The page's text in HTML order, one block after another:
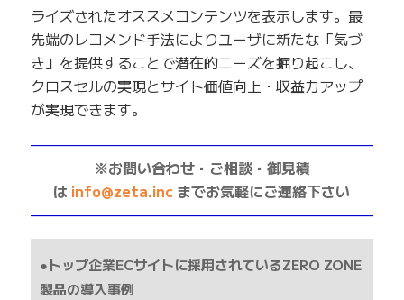
ライズされたオススメコンテンツを表示します。最
先端のレコメンド手法によりユーザに新たな「気づ
き」を提供することで潜在的ニーズを掘り起こし、
クロスセルの実現とサイト価値向上・収益力アップ
が実現できます。
※お問い合わせ・ご相談・御見積
は info@zeta.inc までお気軽にご連絡下さい
●トップ企業ECサイトに採用されているZERO ZONE
製品の導入事例